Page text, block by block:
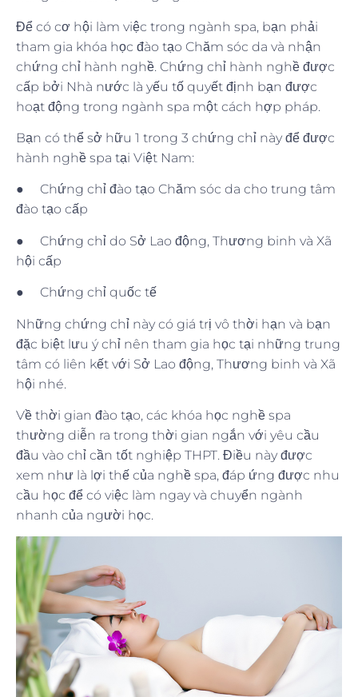
Để có cơ hội làm việc trong ngành spa, bạn phải
tham gia khóa học đào tạo Chăm sóc da và nhận
chứng chỉ hành nghề. Chứng chỉ hành nghề được
cấp bởi Nhà nước là yếu tố quyết định bạn được
hoạt động trong ngành spa một cách hợp pháp.
Bạn có thể sở hữu 1 trong 3 chứng chỉ này để được
hành nghề spa tại Việt Nam:
● Chứng chỉ đào tạo Chăm sóc da cho trung tâm
đào tạo cấp
● Chứng chỉ do Sở Lao động, Thương binh và Xã
hội cấp
● Chứng chỉ quốc tế
Những chứng chỉ này có giá trị vô thời hạn và bạn
đặc biệt lưu ý chỉ nên tham gia học tại những trung
tâm có liên kết với Sở Lao động, Thương binh và Xã
hội nhé.
Về thời gian đào tạo, các khóa học nghề spa
thường diễn ra trong thời gian ngắn với yêu cầu
đầu vào chỉ cần tốt nghiệp THPT. Điều này được
xem như là lợi thế của nghề spa, đáp ứng được nhu
cầu học để có việc làm ngay và chuyển ngành
nhanh của người học.